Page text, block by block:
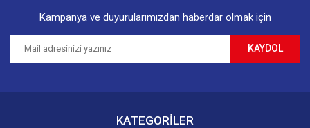
Gönder
Kampanya ve duyurularımızdan haberdar olmak için
KAYDOL
KATEGORİLER